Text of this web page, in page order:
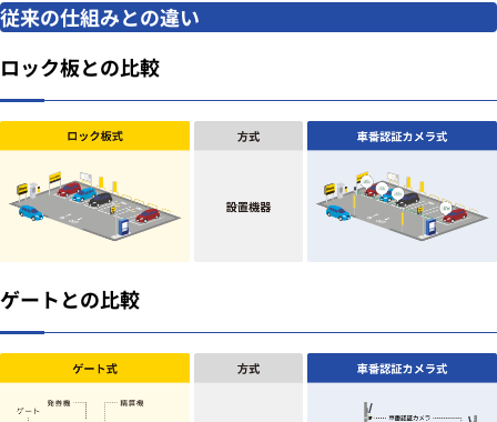
従来の仕組みとの違い
ロック板との比較
ゲートとの比較